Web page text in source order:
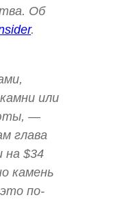
Об
.
или
—
глава
на $34
камень
по-